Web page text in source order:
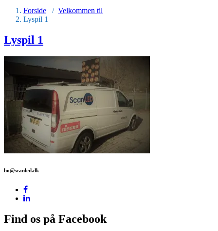
Forside / Velkommen til
Lyspil 1
Lyspil 1
bo@scanled.dk
Find os på Facebook